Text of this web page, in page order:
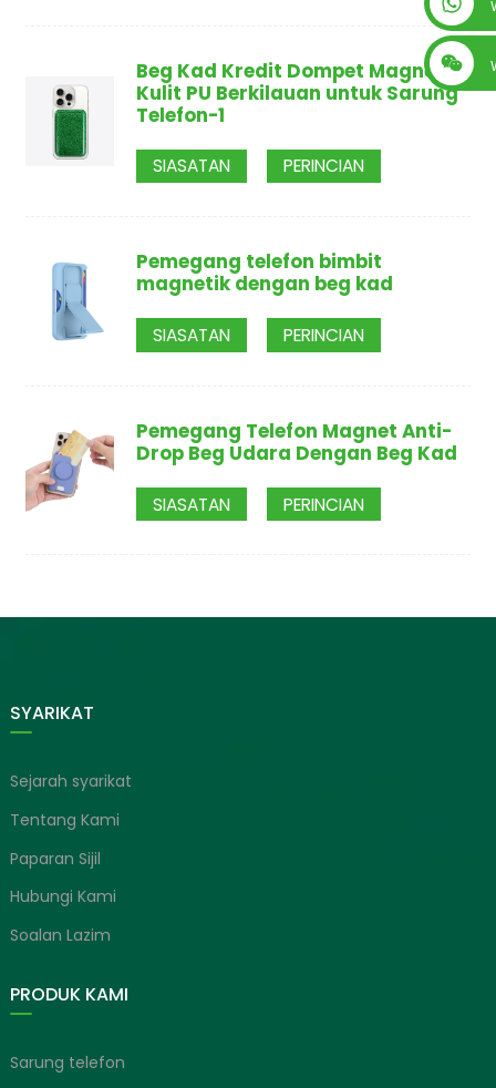
Beg Kad Kredit Dompet Magnet
Kulit PU Berkilauan untuk Sarung
Telefon-1
SIASATAN PERINCIAN
Pemegang telefon bimbit
magnetik dengan beg kad
SIASATAN PERINCIAN
Pemegang Telefon Magnet Anti-
Drop Beg Udara Dengan Beg Kad
SIASATAN PERINCIAN
SYARIKAT
Sejarah syarikat
Tentang Kami
Paparan Sijil
Hubungi Kami
Soalan Lazim
PRODUK KAMI
Sarung telefon